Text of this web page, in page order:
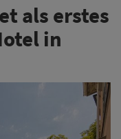
als erstes
in